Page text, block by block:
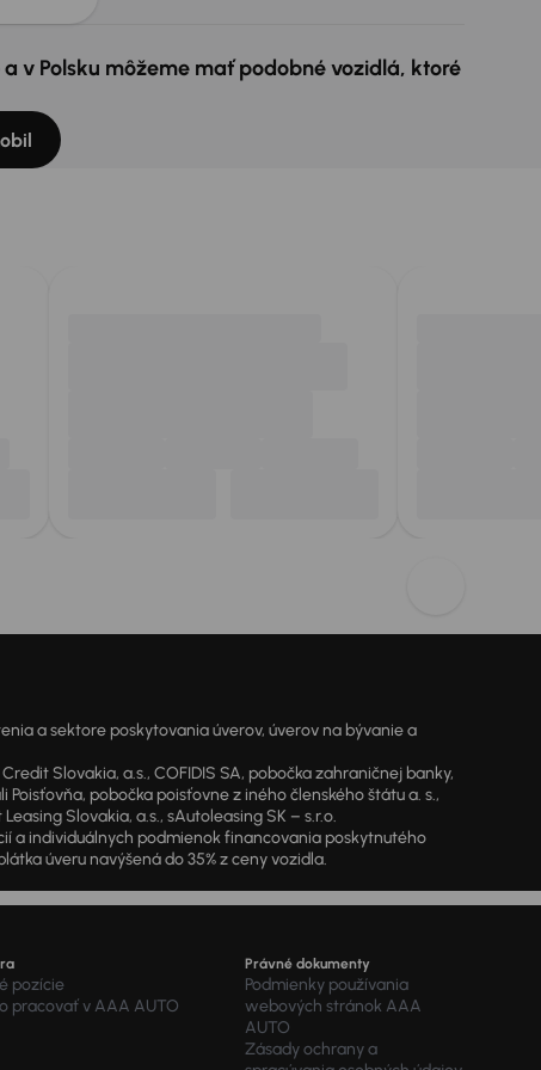
v Polsku môžeme mať podobné vozidlá, ktoré
a sektore poskytovania úverov, úverov na bývanie a
Slovakia, a.s., COFIDIS SA, pobočka zahraničnej banky,
pobočka poisťovne z iného členského štátu a. s.,
Slovakia, a.s., sAutoleasing SK – s.r.o.
a individuálnych podmienok financovania poskytnutého
úveru navýšená do 35% z ceny vozidla.
pozície
pracovať v AAA AUTO
Právné dokumenty
Podmienky používania
webových stránok AAA
AUTO
Zásady ochrany a